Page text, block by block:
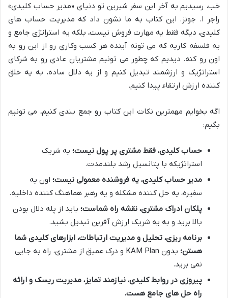
خب، رسیدیم به آخر این سفر شیرین تو دنیای «مدیر حساب کلیدی»
راجر ا. جونز. این کتاب به ما نشون داد که مدیریت حساب های
کلیدی، دیگه فقط یه مهارت فروش نیست، بلکه یه استراتژی جامع و
یه فلسفه کاریه که می تونه آینده هر کسب وکاری رو از این رو به
اون رو کنه. دیدیم که چطور می تونیم مشتریان عادی رو به شرکای
استراتژیک و ارزشمند تبدیل کنیم و از یه دلال ساده، به یه خلق
کننده ارزش ارتقاء پیدا کنیم.
اگه بخوایم مهمترین نکات این کتاب رو جمع بندی کنیم، می تونیم
بگیم:
حساب کلیدی، فقط مشتری پر پول نیست؛ یه شریک
استراتژیکه با پتانسیل رشد بلندمدت.
مدیر حساب کلیدی، یه فروشنده معمولی نیست؛ اون یه
سفیره، یه حل کننده مشکله و یه رهبر هماهنگ کننده داخلیه.
پلکان ادراک مشتری، نقشه راه شماست؛ باید از پله دلال بودن
بالا برید و به یه شریک ارزش آفرین تبدیل بشید.
برنامه ریزی، تحلیل و مدیریت ارتباطات، ابزارهای کلیدی شما
هستن؛
بدون KAM Plan و درک عمیق از مشتری، راه به جایی
نمی برید.
پیروزی در روابط کلیدی، نیازمند تمایز، مدیریت ریسک و ارائه
راه حل های جامع هست.